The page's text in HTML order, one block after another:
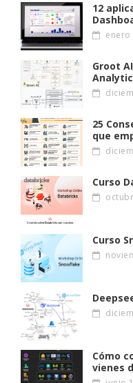
12
enero
Groot
25
que
Curso
Curso
Cómo
vienes